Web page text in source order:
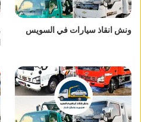
ونش انقاذ سيارات في السويس